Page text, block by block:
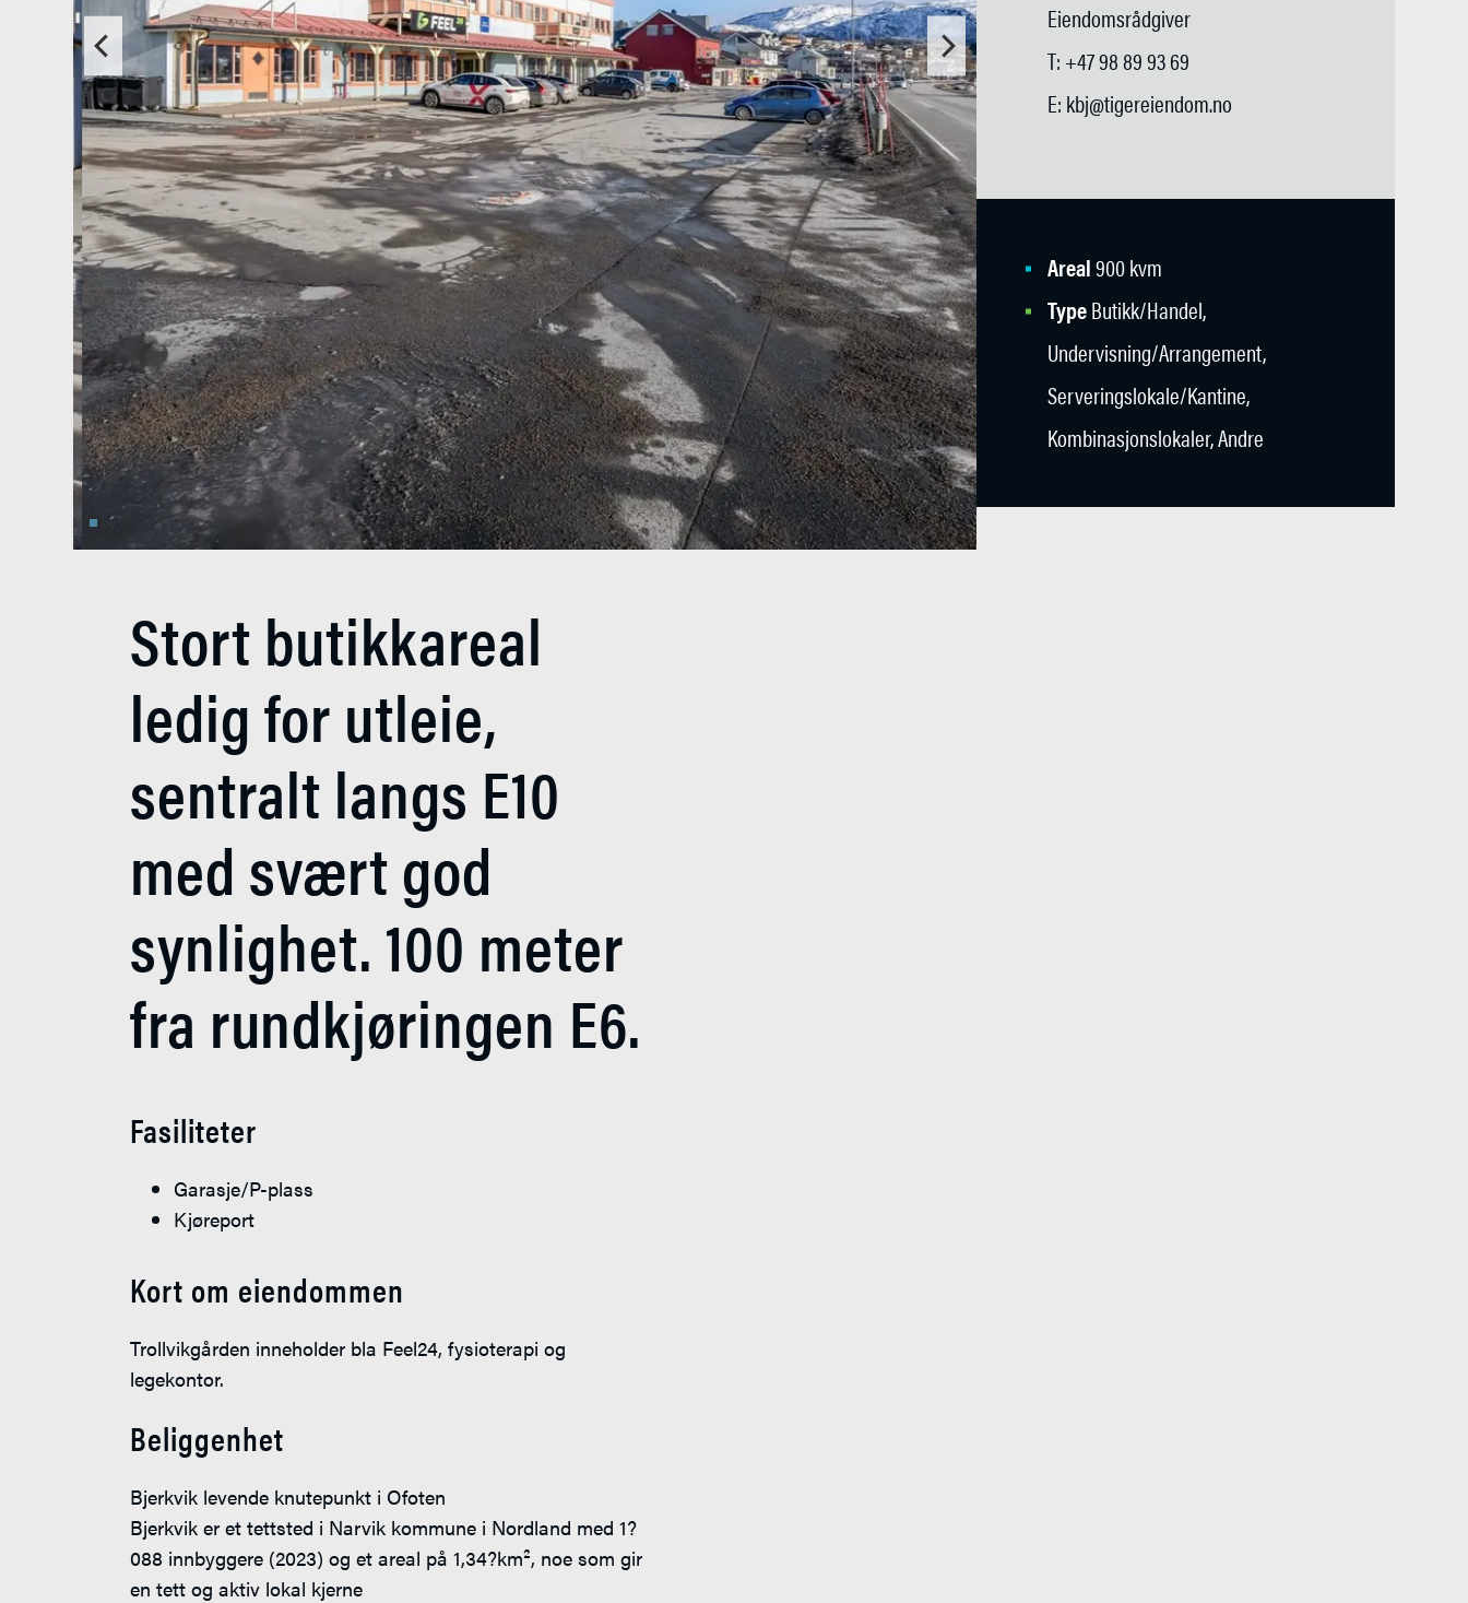
Eiendomsrådgiver
T: +47 98 89 93 69
E: kbj@tigereiendom.no
Areal900 kvm
TypeButikk/Handel,
Undervisning/Arrangement,
Serveringslokale/Kantine,
Kombinasjonslokaler, Andre
Stort butikkareal
ledig for utleie,
sentralt langs E10
med svært god
synlighet. 100 meter
fra rundkjøringen E6.
Fasiliteter
Garasje/P-plass
Kjøreport
Kort om eiendommen
Trollvikgården inneholder bla Feel24, fysioterapi og
legekontor.
Beliggenhet
Bjerkvik levende knutepunkt i Ofoten
Bjerkvik er et tettsted i Narvik kommune i Nordland med 1?
088 innbyggere (2023) og et areal på 1,34?km², noe som gir
en tett og aktiv lokal kjerne